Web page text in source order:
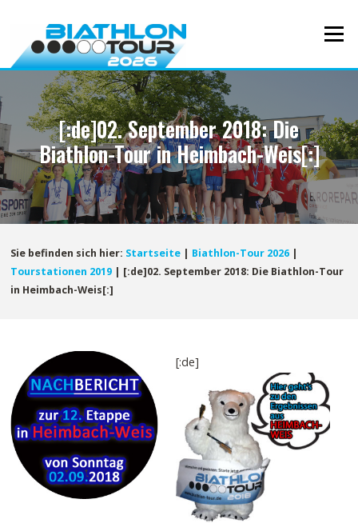
Inhalt
Menü
[:de]02. September 2018: Die
Biathlon-Tour in Heimbach-Weis[:]
Sie befinden sich hier: Startseite | Biathlon-Tour 2026 |
Tourstationen 2019 | [:de]02. September 2018: Die Biathlon-Tour
in Heimbach-Weis[:]
[:de]